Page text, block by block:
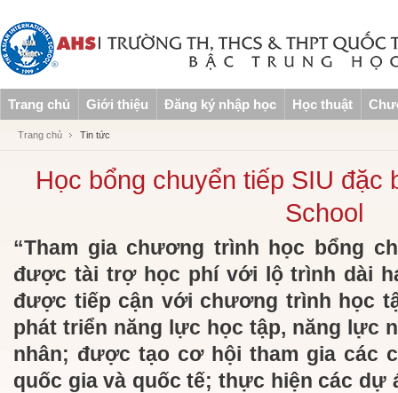
Trang chủ Giới thiệu Đăng ký nhập học Học thuật
Trang chủ Tin tức
Học bổng chuyển tiếp SIU đặc
School
“Tham gia chương trình học bổng
được tài trợ học phí với lộ trình dài
được tiếp cận với chương trình học
phát triển năng lực học tập, năng lực
nhân; được tạo cơ hội tham gia các
quốc gia và quốc tế; thực hiện các dự